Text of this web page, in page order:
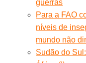
guerras
Para a FAO
níveis de
mundo não
Sudão do